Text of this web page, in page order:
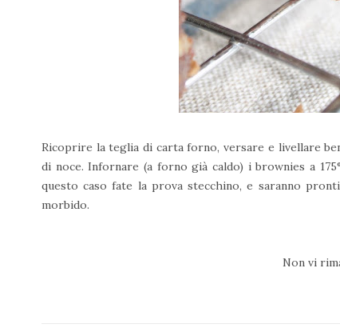
Ricoprire la teglia di carta forno, versare e livellare
di noce. Infornare (a forno già caldo) i brownies a
questo caso fate la prova stecchino, e saranno
morbido.
Non vi